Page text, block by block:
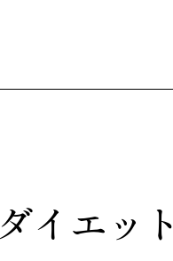
ダイエット